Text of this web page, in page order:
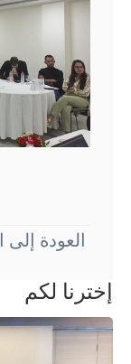
العودة إلى
إخترنا لكم